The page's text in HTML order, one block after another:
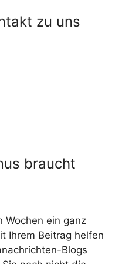
zu uns
braucht
Wochen ein ganz
Ihrem Beitrag helfen
Blogs